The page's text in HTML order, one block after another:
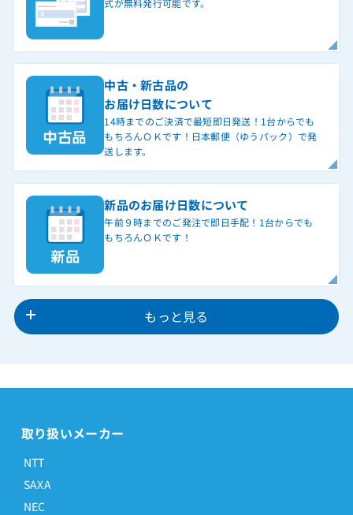
中古・新古品の
お届け日数について
14時までのご決済で最短即日発送！1台からでも
もちろんＯＫです！日本郵便（ゆうパック）で発
送します。
新品のお届け日数について
午前９時までのご発注で即日手配！1台からでも
もちろんＯＫです！
もっと見る
取り扱いメーカー
NTT
SAXA
NEC